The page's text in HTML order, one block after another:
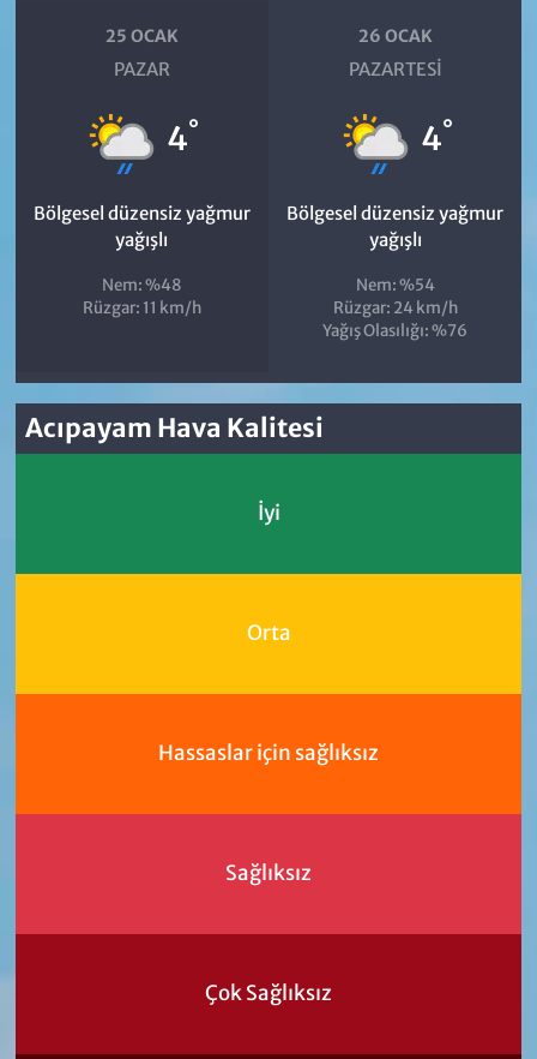
25 OCAK
PAZAR
4°
Bölgesel düzensiz yağmur
yağışlı
Nem: %48
Rüzgar: 11 km/h
26 OCAK
PAZARTESI
4°
Bölgesel düzensiz yağmur
yağışlı
Nem: %54
Rüzgar: 24 km/h
Yağış Olasılığı: %76
Acıpayam Hava Kalitesi
İyi
Orta
Hassaslar için sağlıksız
Sağlıksız
Çok Sağlıksız